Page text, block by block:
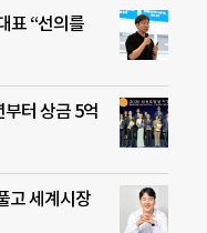
표 “선의를
터 상금 5억
고 세계시장